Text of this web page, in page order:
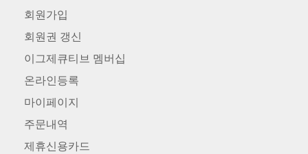
회원가입
회원권 갱신
이그제큐티브 멤버십
온라인등록
마이페이지
주문내역
제휴신용카드